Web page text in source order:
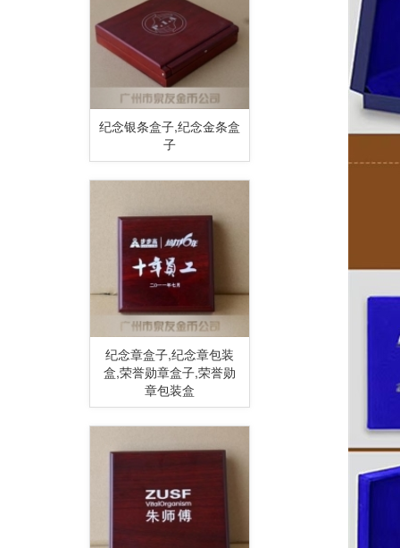
纪念银条盒子,纪念金条盒
子
纪念章盒子,纪念章包装
盒,荣誉勋章盒子,荣誉勋
章包装盒